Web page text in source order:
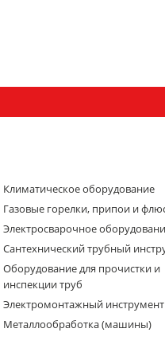
Климатическое оборудование
Газовые горелки, припои и
Электросварочное
Сантехнический трубный
Оборудование для прочистки и
инспекции труб
Электромонтажный инструмент
Металлообработка (машины)